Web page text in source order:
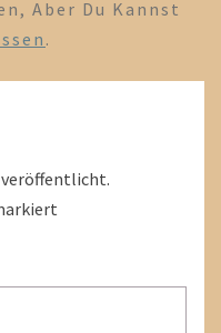
Aber Du Kannst
.
veröffentlicht.